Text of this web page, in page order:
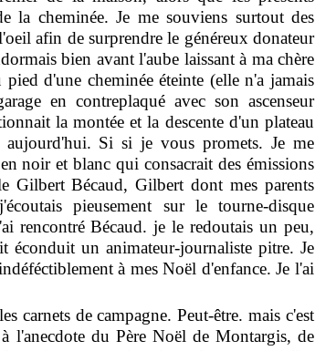
la cheminée. Je me souviens surtout des
afin de surprendre le généreux donateur
bien avant l'aube laissant à ma chère
d'une cheminée éteinte (elle n'a jamais
en contreplaqué avec son ascenseur
la montée et la descente d'un plateau
Si si je vous promets. Je me
noir et blanc qui consacrait des émissions
Gilbert Bécaud, Gilbert dont mes parents
pieusement sur le tourne-disque
rencontré Bécaud. je le redoutais un peu,
éconduit un animateur-journaliste pitre. Je
à mes Noël d'enfance. Je l'ai
carnets de campagne. Peut-être. mais c'est
l'anecdote du Père Noël de Montargis, de